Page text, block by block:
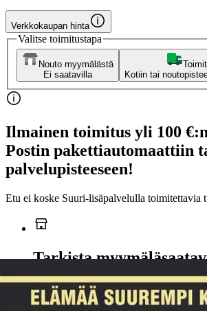
Verkkokaupan hinta
Valitse toimitustapa
Nouto myymälästä
Ei saatavilla
Kotiin tai
Ilmainen toimitus yli 100
Postin pakettiautomaattiin
palvelupisteeseen!
Etu ei koske Suuri‑lisäpalvelulla toimitettavia
Tarkista